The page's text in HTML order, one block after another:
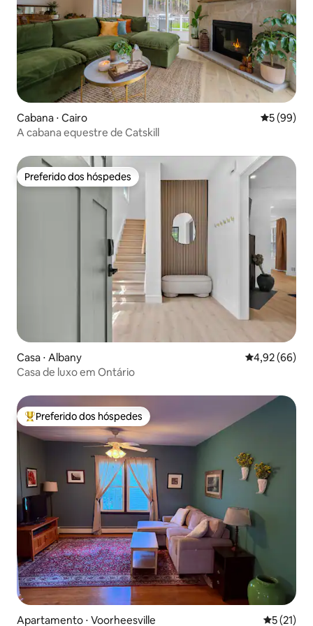
Cabana ⋅ Cairo 5 de uma
5 (99)
A cabana equestre de Catskill
Preferido dos hóspedes
Preferido dos hóspedes
Casa ⋅ Albany 4,92 de uma
4,92 (66)
Casa de luxo em Ontário
Entre os melhores preferidos dos hóspedes
Preferido dos hóspedes
Apartamento ⋅ Voorheesville 5 de uma
5 (21)